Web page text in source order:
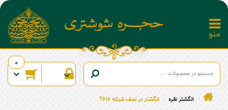
0
انگشتر نقره انگشتر در نجف شبکه T616